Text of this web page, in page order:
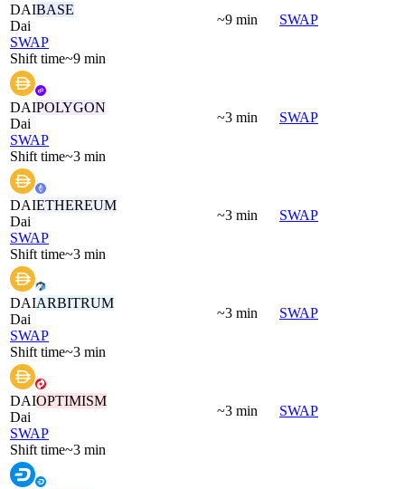
DAIBASE
Dai
SWAP
Shift time~9 min
~9 min SWAP
DAIPOLYGON
Dai
SWAP
Shift time~3 min
~3 min SWAP
DAIETHEREUM
Dai
SWAP
Shift time~3 min
~3 min SWAP
DAIARBITRUM
Dai
SWAP
Shift time~3 min
~3 min SWAP
DAIOPTIMISM
Dai
SWAP
Shift time~3 min
~3 min SWAP